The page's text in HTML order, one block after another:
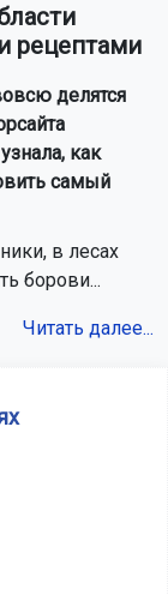
рецептами
делятся
как
самый
в лесах
борови...
Читать далее...